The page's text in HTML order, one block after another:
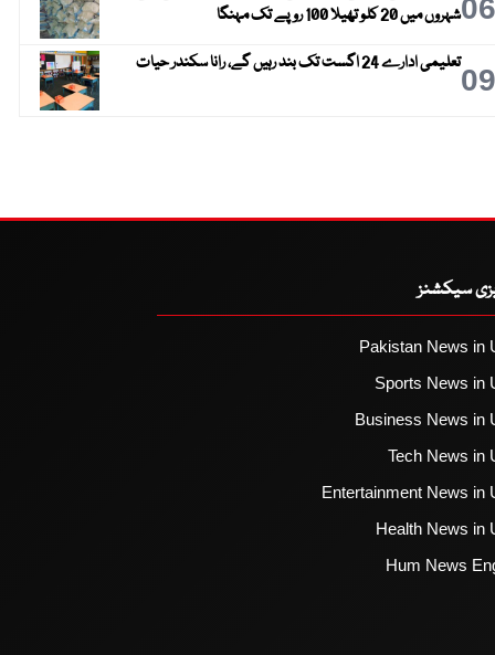
06شہروں میں 20 کلو تھیلا 100 روپے تک مہنگا
09تعلیمی ادارے 24 اگست تک بند رہیں گے، رانا سکندر حیات
سیکشنز
Pakistan News in
Sports News in
Business News in
Tech News in
Entertainment News in
Health News in
Hum News